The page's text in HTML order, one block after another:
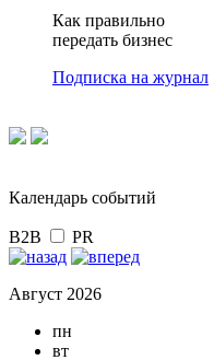
Как правильно
передать бизнес
Подписка на журнал
Календарь событий
B2B PR
Август 2026
пн
вт